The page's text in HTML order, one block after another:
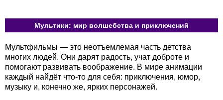
Мультики: мир волшебства и приключений
Мультфильмы — это неотъемлемая часть детства
многих людей. Они дарят радость, учат доброте и
помогают развивать воображение. В мире анимации
каждый найдёт что-то для себя: приключения, юмор,
музыку и, конечно же, ярких персонажей.